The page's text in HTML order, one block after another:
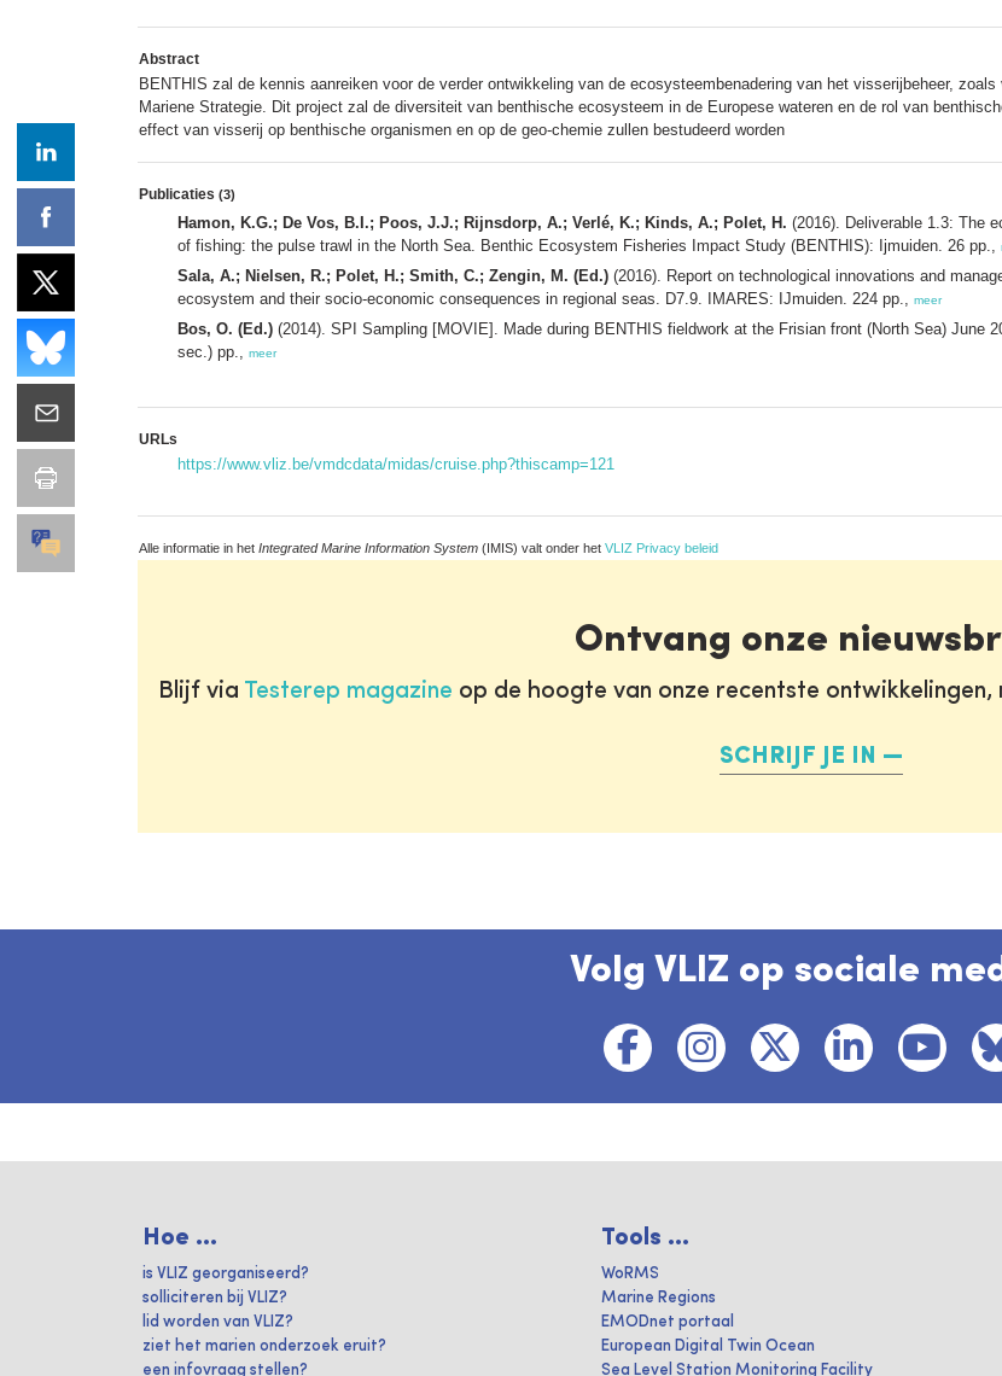
Abstract
BENTHIS zal de kennis aanreiken voor de verder ontwikkeling van de ecosysteembenadering van het visserijbeheer,
Mariene Strategie. Dit project zal de diversiteit van benthische ecosysteem in de Europese wateren en de rol van
effect van visserij op benthische organismen en op de geo-chemie zullen bestudeerd worden
Publicaties (3)
Hamon, K.G.; De Vos, B.I.; Poos, J.J.; Rijnsdorp, A.; Verlé, K.; Kinds, A.; Polet, H. (2016). Deliverable 1.3: The
of fishing: the pulse trawl in the North Sea. Benthic Ecosystem Fisheries Impact Study (BENTHIS): Ijmuiden. 26 pp.,
Sala, A.; Nielsen, R.; Polet, H.; Smith, C.; Zengin, M. (Ed.) (2016). Report on technological innovations and
ecosystem and their socio-economic consequences in regional seas. D7.9. IMARES: IJmuiden. 224 pp.,
meer
Bos, O. (Ed.) (2014). SPI Sampling [MOVIE]. Made during BENTHIS fieldwork at the Frisian front (North Sea) June
sec.) pp.,
meer
URLs
https://www.vliz.be/vmdcdata/midas/cruise.php?thiscamp=121
Alle informatie in het Integrated Marine Information System (IMIS) valt onder het VLIZ Privacy beleid
Ontvang onze
Blijf via Testerep magazine op de hoogte van onze recentste
SCHRIJF JE IN
Volg VLIZ op sociale
Hoe ...
is VLIZ georganiseerd?
solliciteren bij VLIZ?
lid worden van VLIZ?
ziet het marien onderzoek eruit?
een infovraag stellen?
Tools ...
WoRMS
Marine Regions
EMODnet portaal
European Digital Twin Ocean
Sea Level Station Monitoring Facility